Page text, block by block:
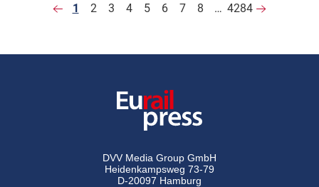
1 2 3 4 5 6 7 8 … 4284
DVV Media Group GmbH
Heidenkampsweg 73-79
D-20097 Hamburg